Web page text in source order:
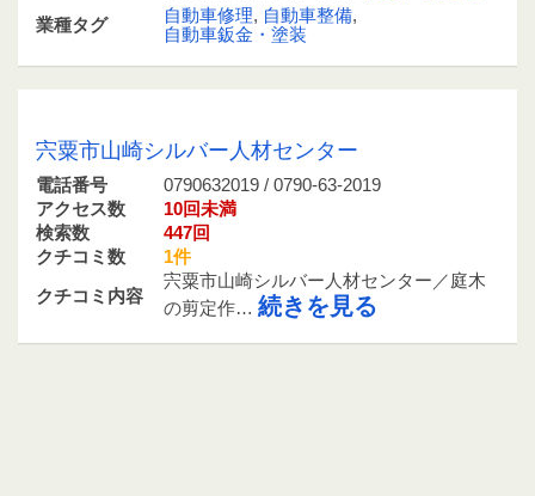
業種タグ 自動車修理, 自動車整備,
自動車鈑金・塗装
宍粟市山崎シルバー人材センター
電話番号
0790632019 / 0790-63-2019
アクセス数
10回未満
検索数
447回
クチコミ数
1件
クチコミ内容
宍粟市山崎シルバー人材センター／庭木
の剪定作… 続きを見る